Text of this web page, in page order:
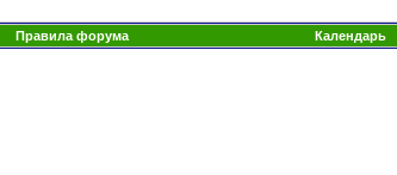
Правила форума Календарь